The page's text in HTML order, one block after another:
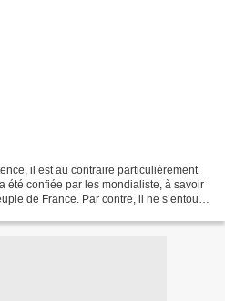
il est au contraire particulièrement
été confiée par les mondialiste, à savoir
de France. Par contre, il ne s’entoure